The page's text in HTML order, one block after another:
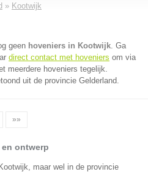
» Kootwijk
geen hoveniers in Kootwijk. Ga
direct contact met hoveniers om via
meerdere hoveniers tegelijk.
uit de provincie Gelderland.
»»
ontwerp
maar wel in de provincie